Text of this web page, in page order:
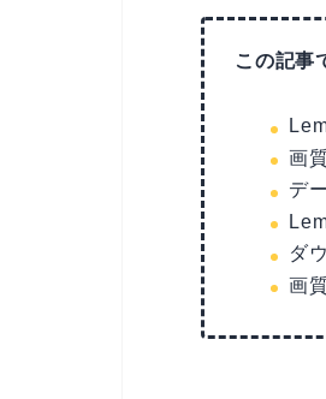
この記事
画
デ
ダ
画